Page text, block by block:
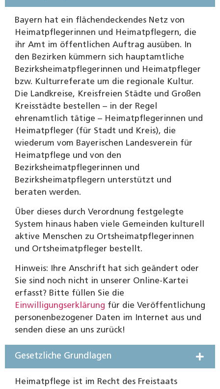
Bayern hat ein flächendeckendes Netz von
Heimatpflegerinnen und Heimatpflegern, die
ihr Amt im öffentlichen Auftrag ausüben. In
den Bezirken kümmern sich hauptamtliche
Bezirksheimatpflegerinnen und Heimatpfleger
bzw. Kulturreferate um die regionale Kultur.
Die Landkreise, Kreisfreien Städte und Großen
Kreisstädte bestellen – in der Regel
ehrenamtlich tätige – Heimatpflegerinnen und
Heimatpfleger (für Stadt und Kreis), die
wiederum vom Bayerischen Landesverein für
Heimatpflege und von den
Bezirksheimatpflegerinnen und
Bezirksheimatpflegern unterstützt und
beraten werden.
Über dieses durch Verordnung festgelegte
System hinaus haben viele Gemeinden kulturell
aktive Menschen zu Ortsheimatpflegerinnen
und Ortsheimatpfleger bestellt.
Hinweis: Ihre Anschrift hat sich geändert oder
Sie sind noch nicht in unserer Online-Kartei
erfasst? Bitte füllen Sie die
Einwilligungserklärung für die Veröffentlichung
personenbezogener Daten im Internet aus und
senden diese an uns zurück!
Gesetzliche Grundlagen
Heimatpflege ist im Recht des Freistaats